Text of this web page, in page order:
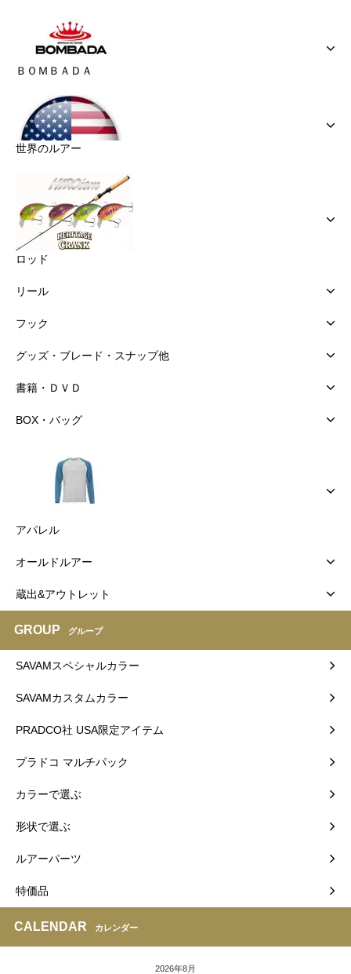
ＢＯＭＢＡＤＡ
世界のルアー
ロッド
リール
フック
グッズ・ブレード・スナップ他
書籍・ＤＶＤ
BOX・バッグ
アパレル
オールドルアー
蔵出&アウトレット
GROUP グループ
SAVAMスペシャルカラー
SAVAMカスタムカラー
PRADCO社 USA限定アイテム
プラドコ マルチパック
カラーで選ぶ
形状で選ぶ
ルアーパーツ
特価品
CALENDAR カレンダー
2026年8月